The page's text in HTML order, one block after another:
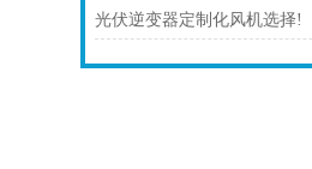
光伏逆变器定制化风机选择!